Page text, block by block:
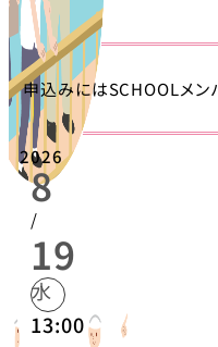
申込みにはSCHOOLメン
2026
8
/
19
水
13:00